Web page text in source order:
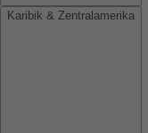
Karibik & Zentralamerika